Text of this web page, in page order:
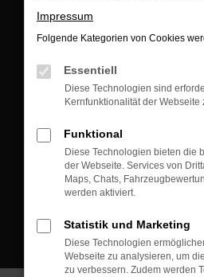
Kontakt:
Tel.: +49 3745
Fax: +49 3745
Mail: fj@jakob-
Impressum
Folgende Kategorien von Cookies
Essentiell
Diese Technologien sind
Kernfunktionalität der
Funktional
Diese Technologien bieten die
der Webseite. Services von
Maps, Chats,
werden aktiviert.
Statistik und Marketing
Diese Technologien
Webseite zu analysieren, um
zu verbessern. Zudem werden